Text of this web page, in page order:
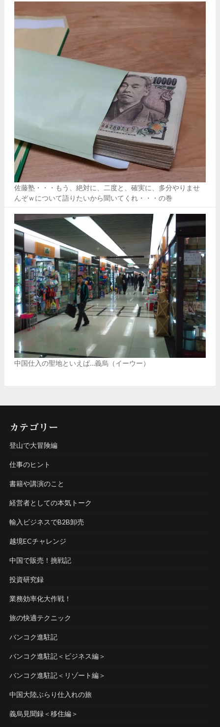
佐藤塾・・・もう、絶対に、二度と、確実に、多分やりませ
んぞｗについて語りたいから聞いてくれ・・・の巻
中国仕入の聖地といえば…義烏（イーウー）
カテゴリー
登山で大冒険編
仕事のヒント
書籍や講演のこと
経営者としての本気トーク
輸入ビジネスでB2B卸売
越境ECチャレンジ
中国で販売！挑戦記
投資研究録
業務効率化大作戦！
旅の快適テクニック
バンコク進駐記
バンコク進駐記＜ビジネス編＞
バンコク進駐記＜リゾート編＞
中国大陸ぶらり仕入れの旅
義烏見聞録＜移住編＞